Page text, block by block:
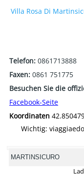
Villa Rosa Di
Telefon: 0861713888
Faxen: 0861 751775
Besuchen Sie die
Facebook-Seite
Koordinaten
Wichtig: